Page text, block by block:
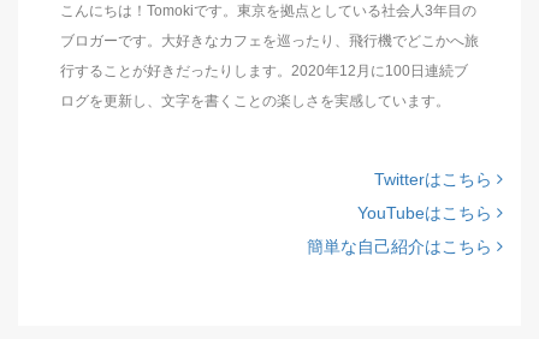
こんにちは！Tomokiです。東京を拠点としている社会人3年目の
ブロガーです。大好きなカフェを巡ったり、飛行機でどこかへ旅
行することが好きだったりします。2020年12月に100日連続ブ
ログを更新し、文字を書くことの楽しさを実感しています。
Twitterはこちら
YouTubeはこちら
簡単な自己紹介はこちら